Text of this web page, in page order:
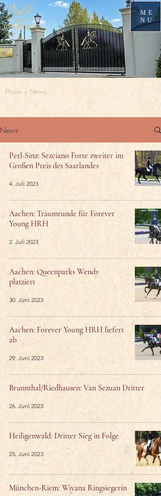
ME
NU
Home > News
News
Perl-Sinz: Sezciano Forte zweiter im
Großen Preis des Saarlandes
4. Juli 2023
Aachen: Traumrunde für Forever
Young HRH
2. Juli 2023
Aachen: Queenparks Wendy
platziert
30. Juni 2023
Aachen: Forever Young HRH liefert
ab
29. Juni 2023
Brunnthal/Riedhausen: Van Sezuan Dritter
26. Juni 2023
Heiligenwald: Dritter Sieg in Folge
25. Juni 2023
München-Riem: Wiyana Ringsiegerin